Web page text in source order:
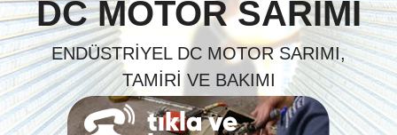
DC MOTOR SARIMI
ENDÜSTRIYEL DC MOTOR SARIMI,
TAMIRI VE BAKIMI